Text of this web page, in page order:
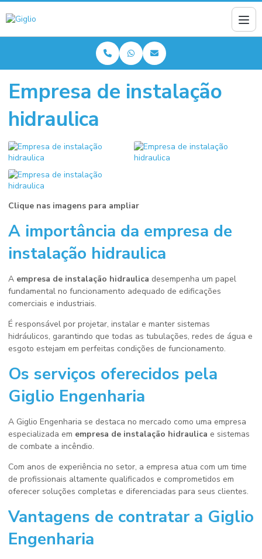
Empresa de instalação
hidraulica
Clique nas imagens para ampliar
A importância da empresa de
instalação hidraulica
A empresa de instalação hidraulica desempenha um papel
fundamental no funcionamento adequado de edificações
comerciais e industriais.
É responsável por projetar, instalar e manter sistemas
hidráulicos, garantindo que todas as tubulações, redes de água e
esgoto estejam em perfeitas condições de funcionamento.
Os serviços oferecidos pela
Giglio Engenharia
A Giglio Engenharia se destaca no mercado como uma empresa
especializada em empresa de instalação hidraulica e sistemas
de combate a incêndio.
Com anos de experiência no setor, a empresa atua com um time
de profissionais altamente qualificados e comprometidos em
oferecer soluções completas e diferenciadas para seus clientes.
Vantagens de contratar a Giglio
Engenharia